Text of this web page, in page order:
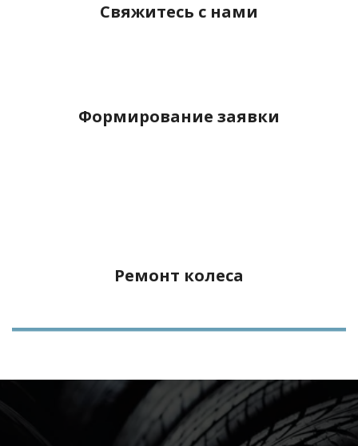
Свяжитесь с нами
Формирование заявки
Ремонт колеса